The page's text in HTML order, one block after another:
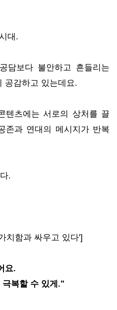
대.
담보다 불안하고 흔들리는
공감하고 있는데요.
텐츠에는 서로의 상처를 끌
존과 연대의 메시지가 반복
.
치함과 싸우고 있다']
요.
극복할 수 있게."